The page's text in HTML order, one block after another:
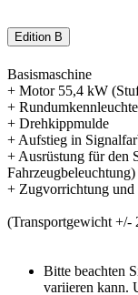
Edition B
Basismaschine
+ Motor 55,4 kW
+
+ Drehkippmulde
+ Aufstieg in
+ Ausrüstung für den
Fahrzeugbeleuchtung)
+ Zugvorrichtung und
(Transportgewicht +/-
Bitte beachten
variieren kann.